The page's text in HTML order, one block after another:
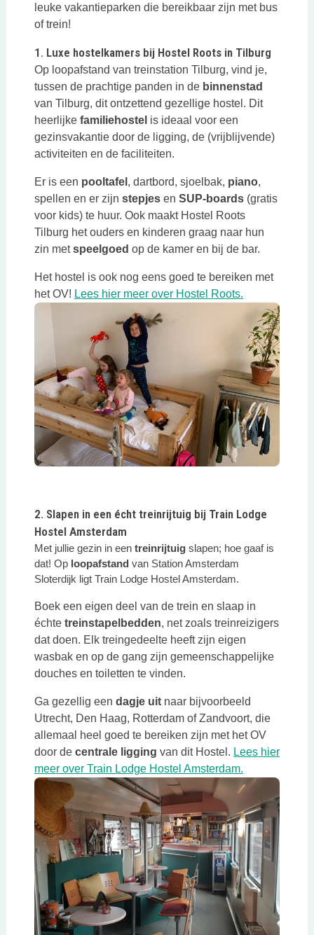
leuke vakantieparken die bereikbaar zijn met bus
of trein!
1. Luxe hostelkamers bij Hostel Roots in Tilburg
Op loopafstand van treinstation Tilburg, vind je,
tussen de prachtige panden in de binnenstad
van Tilburg, dit ontzettend gezellige hostel. Dit
heerlijke familiehostel is ideaal voor een
gezinsvakantie door de ligging, de (vrijblijvende)
activiteiten en de faciliteiten.
Er is een pooltafel , dartbord, sjoelbak, piano,
spellen en er zijn stepjesen SUP-boards(gratis
voor kids) te huur. Ook maakt Hostel Roots
Tilburg het ouders en kinderen graag naar hun
zin metspeelgoed op de kamer en bij de bar.
Het hostel is ook nog eens goed te bereiken met
het OV! Lees hier meer over Hostel Roots.
2. Slapen in een écht treinrijtuig bij Train Lodge
Hostel Amsterdam
Met jullie gezin in een treinrijtuigslapen; hoe gaaf is
dat! Op loopafstand van Station Amsterdam
Sloterdijk ligt Train Lodge Hostel Amsterdam.
Boek een eigen deel van de trein en slaap in
échte treinstapelbedden, net zoals treinreizigers
dat doen. Elk treingedeelte heeft zijn eigen
wasbak en op de gang zijn gemeenschappelijke
douches en toiletten te vinden.
Ga gezellig een dagje uitnaar bijvoorbeeld
Utrecht, Den Haag, Rotterdam of Zandvoort, die
allemaal heel goed te bereiken zijn met het OV
door de centrale ligging van dit Hostel. Lees hier
meer over Train Lodge Hostel Amsterdam.